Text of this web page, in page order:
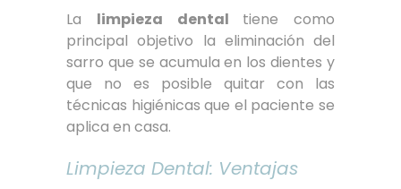
La limpieza dental tiene como
principal objetivo la eliminación del
sarro que se acumula en los dientes y
que no es posible quitar con las
técnicas higiénicas que el paciente se
aplica en casa.
Limpieza Dental: Ventajas